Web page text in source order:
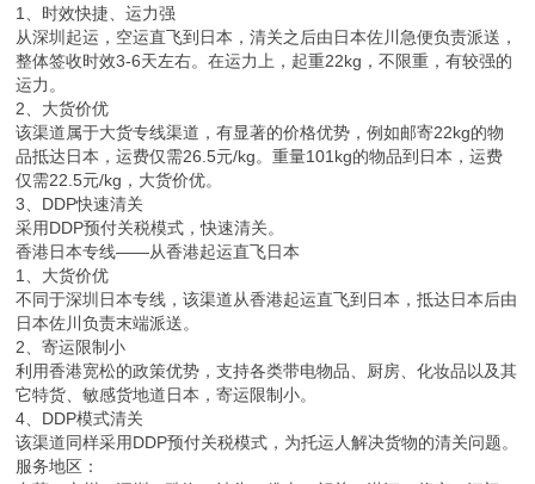
1、时效快捷、运力强
从深圳起运，空运直飞到日本，清关之后由日本佐川急便负责派送，
整体签收时效3-6天左右。在运力上，起重22kg，不限重，有较强的
运力。
2、大货价优
该渠道属于大货专线渠道，有显著的价格优势，例如邮寄22kg的物
品抵达日本，运费仅需26.5元/kg。重量101kg的物品到日本，运费
仅需22.5元/kg，大货价优。
3、DDP快速清关
采用DDP预付关税模式，快速清关。
香港日本专线——从香港起运直飞日本
1、大货价优
不同于深圳日本专线，该渠道从香港起运直飞到日本，抵达日本后由
日本佐川负责末端派送。
2、寄运限制小
利用香港宽松的政策优势，支持各类带电物品、厨房、化妆品以及其
它特货、敏感货地道日本，寄运限制小。
4、DDP模式清关
该渠道同样采用DDP预付关税模式，为托运人解决货物的清关问题。
服务地区：